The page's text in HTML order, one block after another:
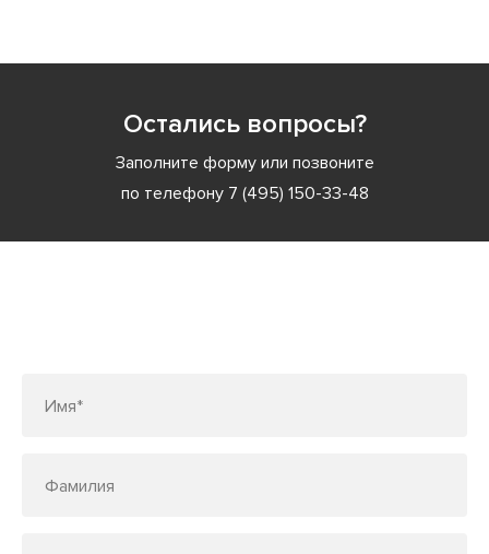
Остались вопросы?
Заполните форму или позвоните
по телефону 7 (495) 150-33-48
Имя*
Фамилия